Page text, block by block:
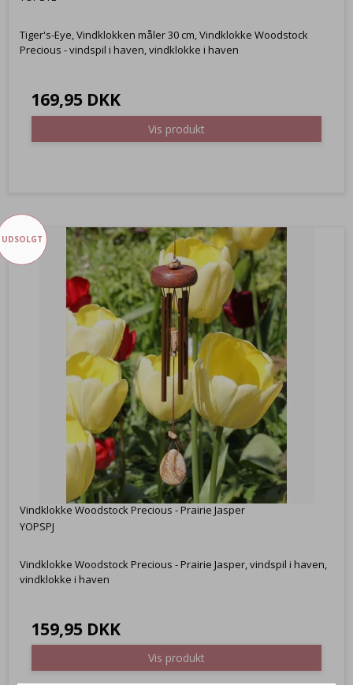
Tiger's-Eye, Vindklokken måler 30 cm, Vindklokke Woodstock
Precious - vindspil i haven, vindklokke i haven
169,95 DKK
Vis produkt
UDSOLGT
Vindklokke Woodstock Precious - Prairie Jasper
YOPSPJ
Vindklokke Woodstock Precious - Prairie Jasper, vindspil i haven,
vindklokke i haven
159,95 DKK
Vis produkt